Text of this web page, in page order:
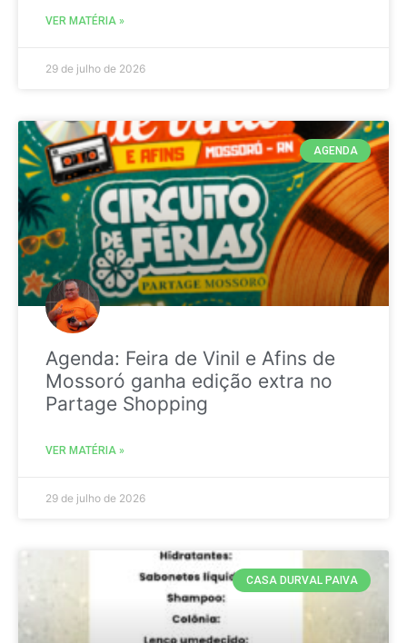
VER MATÉRIA »
29 de julho de 2026
AGENDA
Agenda: Feira de Vinil e Afins de
Mossoró ganha edição extra no
Partage Shopping
VER MATÉRIA »
29 de julho de 2026
CASA DURVAL PAIVA